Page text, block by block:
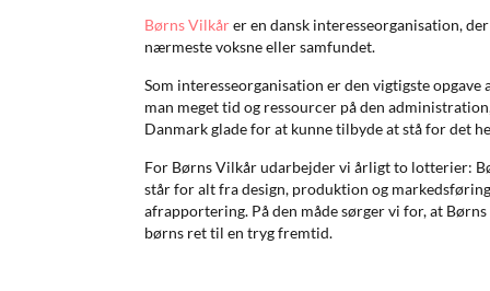
Børns Vilkårer en dansk interesseorganisation,
nærmeste voksne eller samfundet.
Som interesseorganisation er den vigtigste
man meget tid og ressourcer på den
Danmark glade for at kunne tilbyde at stå for det
For Børns Vilkår udarbejder vi årligt to lotterier:
står for alt fra design, produktion og
afrapportering. På den måde sørger vi for, at
børns ret til en tryg fremtid.